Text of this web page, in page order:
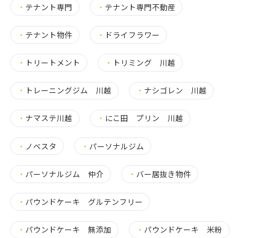
・ テナント専門 ・ テナント専門不動産
・ テナント物件 ・ ドライフラワー
・ トリートメント ・ トリミング 川越
・ トレーニングジム 川越 ・ ナシゴレン 川越
・ ナマステ川越 ・ にこ田 プリン 川越
・ ノベスタ ・ パーソナルジム
・ パーソナルジム 仲介 ・ バー居抜き物件
・ パウンドケーキ グルテンフリー
・ パウンドケーキ 無添加 ・ パウンドケーキ 米粉